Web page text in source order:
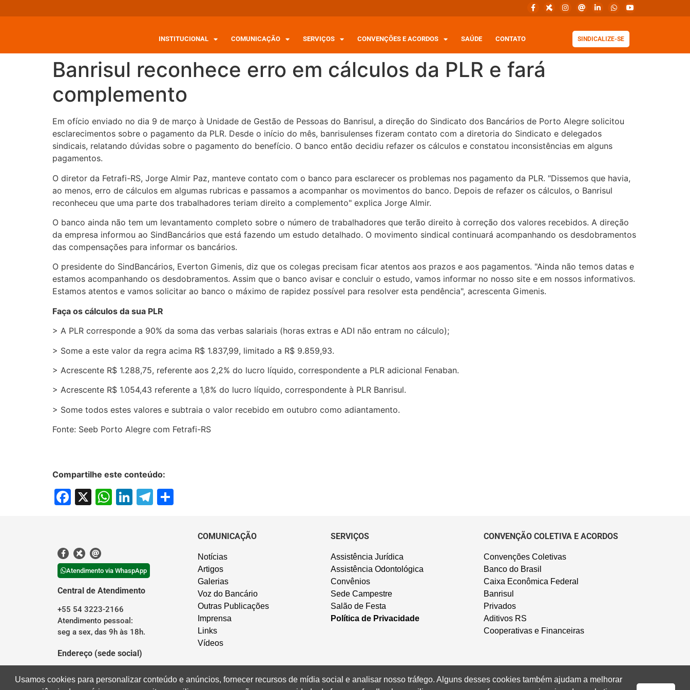
INSTITUCIONAL COMUNICAÇÃO SERVIÇOS CONVENÇÕES E ACORDOS SAÚDE CONTATO SINDICALIZE-SE
Banrisul reconhece erro em cálculos da PLR e fará
complemento
Em ofício enviado no dia 9 de março à Unidade de Gestão de Pessoas do Banrisul, a direção do Sindicato dos Bancários de Porto Alegre solicitou
esclarecimentos sobre o pagamento da PLR. Desde o início do mês, banrisulenses fizeram contato com a diretoria do Sindicato e delegados
sindicais, relatando dúvidas sobre o pagamento do benefício. O banco então decidiu refazer os cálculos e constatou inconsistências em alguns
pagamentos.
O diretor da Fetrafi-RS, Jorge Almir Paz, manteve contato com o banco para esclarecer os problemas nos pagamento da PLR. "Dissemos que havia,
ao menos, erro de cálculos em algumas rubricas e passamos a acompanhar os movimentos do banco. Depois de refazer os cálculos, o Banrisul
reconheceu que uma parte dos trabalhadores teriam direito a complemento" explica Jorge Almir.
O banco ainda não tem um levantamento completo sobre o número de trabalhadores que terão direito à correção dos valores recebidos. A direção
da empresa informou ao SindBancários que está fazendo um estudo detalhado. O movimento sindical continuará acompanhando os desdobramentos
das compensações para informar os bancários.
O presidente do SindBancários, Everton Gimenis, diz que os colegas precisam ficar atentos aos prazos e aos pagamentos. "Ainda não temos datas e
estamos acompanhando os desdobramentos. Assim que o banco avisar e concluir o estudo, vamos informar no nosso site e em nossos informativos.
Estamos atentos e vamos solicitar ao banco o máximo de rapidez possível para resolver esta pendência", acrescenta Gimenis.
Faça os cálculos da sua PLR
> A PLR corresponde a 90% da soma das verbas salariais (horas extras e ADI não entram no cálculo);
> Some a este valor da regra acima R$ 1.837,99, limitado a R$ 9.859,93.
> Acrescente R$ 1.288,75, referente aos 2,2% do lucro líquido, correspondente a PLR adicional Fenaban.
> Acrescente R$ 1.054,43 referente a 1,8% do lucro líquido, correspondente à PLR Banrisul.
> Some todos estes valores e subtraia o valor recebido em outubro como adiantamento.
Fonte: Seeb Porto Alegre com Fetrafi-RS
Compartilhe este conteúdo:
Facebook
X WhatsApp
LinkedIn
Telegram
Atendimento via WhaspApp
Central de Atendimento
+55 54 3223-2166
Atendimento pessoal:
seg a sex, das 9h às 18h.
Endereço (sede social)
Centro – Caxias do Sul/RS
COMUNICAÇÃO
Notícias
Artigos
Galerias
Voz do Bancário
Outras Publicações
Imprensa
Links
Vídeos
SERVIÇOS
Assistência Jurídica
Assistência Odontológica
Convênios
Sede Campestre
Salão de Festa
Política de Privacidade
CONVENÇÃO COLETIVA E ACORDOS
Convenções Coletivas
Banco do Brasil
Caixa Econômica Federal
Banrisul
Privados
Aditivos RS
Cooperativas e Financeiras
Usamos cookies para personalizar conteúdo e anúncios, fornecer recursos de mídia social e analisar nosso tráfego. Alguns desses cookies também ajudam a melhorar